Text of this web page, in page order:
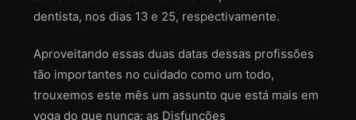
dentista, nos dias 13 e 25, respectivamente.
Aproveitando essas duas datas dessas profissões
tão importantes no cuidado como um todo,
trouxemos este mês um assunto que está mais em
voga do que nunca: as Disfunções